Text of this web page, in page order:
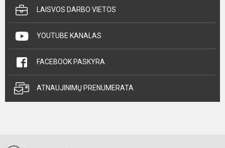
LAISVOS DARBO VIETOS
YOUTUBE KANALAS
FACEBOOK PASKYRA
ATNAUJINIMŲ PRENUMERATA